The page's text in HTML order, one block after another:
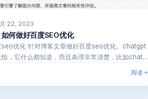
22, 2023
何做好百度SEO优化
seo优化 针对博客文章做好百度seo优化。chatgpt
惊，它什么都知道，而且条理非常清楚，比如chat…
阅读